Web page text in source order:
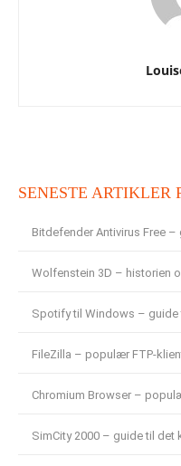
SENESTE ARTIKLER
Bitdefender Antivirus Free
Wolfenstein 3D – historien
Spotify til Windows –
FileZilla – populær FTP-
Chromium Browser –
SimCity 2000 – guide til